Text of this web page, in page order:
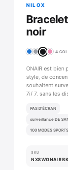
NILOX
noir
4
ONAIR est bien
style, de
souhaitent
7j/ 7, sans les
PAS D’ÉCRAN
100 MODES SPORTS
SKU
NXSWONAIRBK